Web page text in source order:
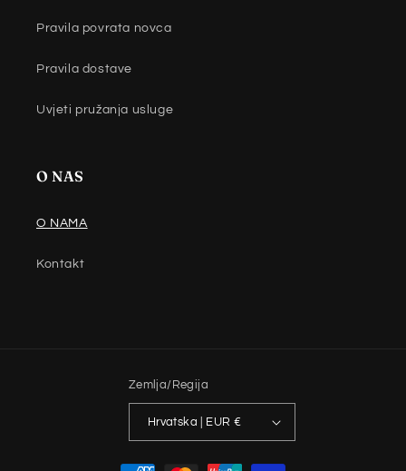
Pravila povrata novca
Pravila dostave
Uvjeti pružanja usluge
O NAS
O NAMA
Kontakt
Zemlja/Regija
Hrvatska | EUR €
Načini